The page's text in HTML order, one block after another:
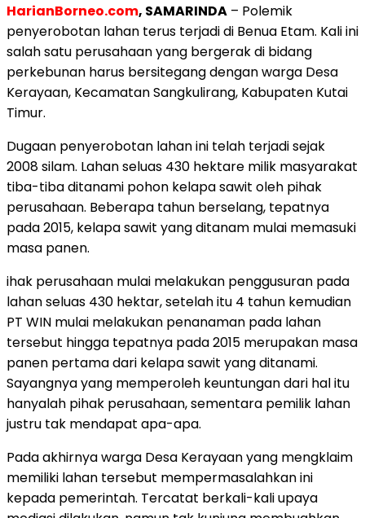
HarianBorneo.com, SAMARINDA – Polemik
penyerobotan lahan terus terjadi di Benua Etam. Kali ini
salah satu perusahaan yang bergerak di bidang
perkebunan harus bersitegang dengan warga Desa
Kerayaan, Kecamatan Sangkulirang, Kabupaten Kutai
Timur.
Dugaan penyerobotan lahan ini telah terjadi sejak
2008 silam. Lahan seluas 430 hektare milik masyarakat
tiba-tiba ditanami pohon kelapa sawit oleh pihak
perusahaan. Beberapa tahun berselang, tepatnya
pada 2015, kelapa sawit yang ditanam mulai memasuki
masa panen.
ihak perusahaan mulai melakukan penggusuran pada
lahan seluas 430 hektar, setelah itu 4 tahun kemudian
PT WIN mulai melakukan penanaman pada lahan
tersebut hingga tepatnya pada 2015 merupakan masa
panen pertama dari kelapa sawit yang ditanami.
Sayangnya yang memperoleh keuntungan dari hal itu
hanyalah pihak perusahaan, sementara pemilik lahan
justru tak mendapat apa-apa.
Pada akhirnya warga Desa Kerayaan yang mengklaim
memiliki lahan tersebut mempermasalahkan ini
kepada pemerintah. Tercatat berkali-kali upaya